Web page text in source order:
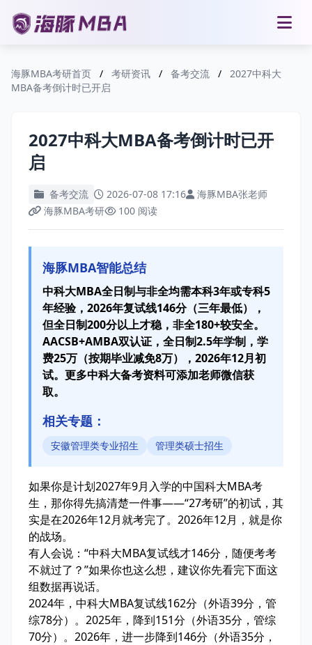
海豚MBA考研首页 / 考研资讯 / 备考交流 /
2027中科大
MBA备考倒计时已开启
2027中科大MBA备考倒计时已开
启
备考交流 2026-07-08 17:16
海豚MBA张老师
海豚MBA考研
100 阅读
海豚MBA智能总结
中科大MBA全日制与非全均需本科3年或专科5
年经验，2026年复试线146分（三年最低），
但全日制200分以上才稳，非全180+较安全。
AACSB+AMBA双认证，全日制2.5年学制，学
费25万（按期毕业减免8万），2026年12月初
试。更多中科大备考资料可添加老师微信获
取。
相关专题：
安徽管理类专业招生 管理类硕士招生
如果你是计划2027年9月入学的中国科大MBA考
生，那你得先搞清楚一件事——“27考研”的初试，其
实是在2026年12月就考完了。2026年12月，就是你
的战场。
有人会说：“中科大MBA复试线才146分，随便考考
不就过了？”如果你也这么想，建议你先看完下面这
组数据再说话。
2024年，中科大MBA复试线162分（外语39分，管
综78分）。2025年，降到151分（外语35分，管综
70分）。2026年，进一步降到146分（外语35分，